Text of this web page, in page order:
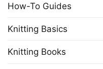
How-To Guides
Knitting Basics
Knitting Books